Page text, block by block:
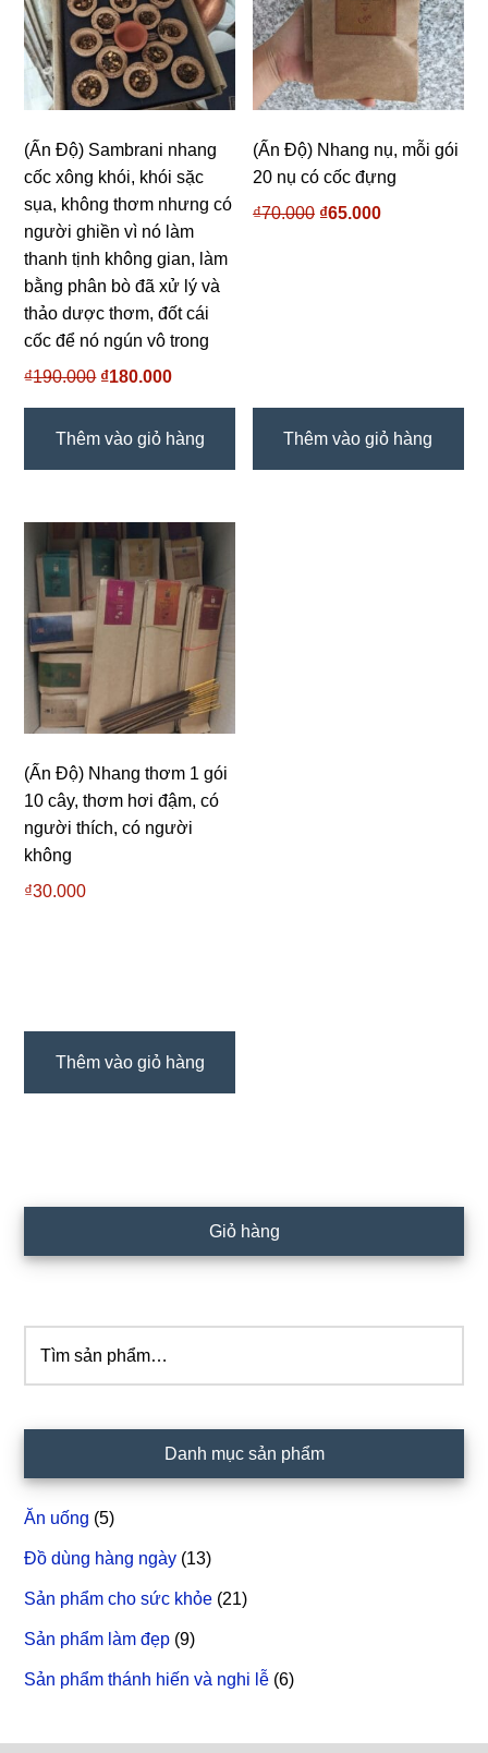
(Ấn Độ) Sambrani nhang
cốc xông khói, khói sặc
sụa, không thơm nhưng có
người ghiền vì nó làm
thanh tịnh không gian, làm
bằng phân bò đã xử lý và
thảo dược thơm, đốt cái
cốc để nó ngún vô trong
₫190.000 Giá
gốc
là:
₫180.000
hiện
tại
Thêm vào giỏ hàng
(Ấn Độ) Nhang nụ, mỗi gói
20 nụ có cốc đựng
₫70.000 Giá
₫65.000
Thêm vào giỏ hàng
(Ấn Độ) Nhang thơm 1 gói
10 cây, thơm hơi đậm, có
người thích, có người
không
₫30.000
Thêm vào giỏ hàng
chính
Giỏ hàng
kiếm:
Danh mục sản phẩm
Ăn uống (5)
Đồ dùng hàng ngày (13)
Sản phẩm cho sức khỏe (21)
Sản phẩm làm đẹp (9)
Sản phẩm thánh hiến và nghi lễ (6)